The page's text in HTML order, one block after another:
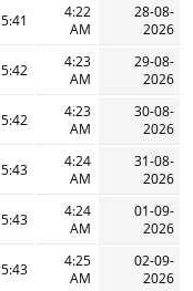
28-08-
2026
4:22
AM
5:41 AM
29-08-
2026
4:23
AM
5:42 AM
30-08-
2026
4:23
AM
5:42 AM
31-08-
2026
4:24
AM
5:43 AM
01-09-
2026
4:24
AM
5:43 AM
02-09-
2026
4:25
AM
5:43 AM